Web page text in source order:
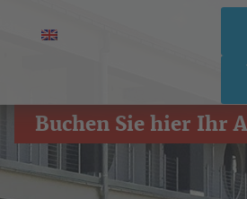
Buchen Sie hier Ihr